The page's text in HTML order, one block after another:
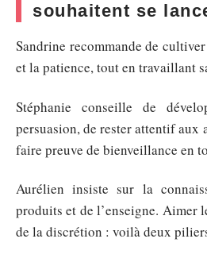
souhaitent se
Sandrine recommande de
et la patience, tout en travaillant
Stéphanie conseille de
persuasion, de rester attentif aux
faire preuve de bienveillance en
Aurélien insiste sur la
produits et de l’enseigne. Aimer
de la discrétion : voilà deux